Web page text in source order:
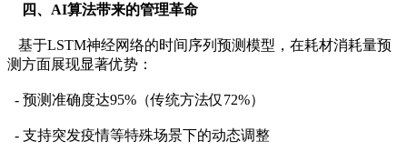
四、AI算法带来的管理革命
基于LSTM神经网络的时间序列预测模型，在耗材消耗量预
测方面展现显著优势：
- 预测准确度达95%（传统方法仅72%）
- 支持突发疫情等特殊场景下的动态调整